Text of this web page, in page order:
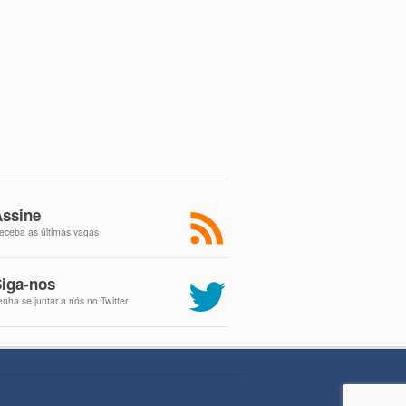
as últimas vagas
nos
se juntar a nós no Twitter